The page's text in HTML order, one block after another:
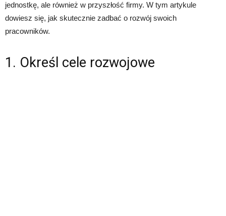
jednostkę, ale również w przyszłość firmy. W tym artykule
dowiesz się, jak skutecznie zadbać o rozwój swoich
pracowników.
1. Określ cele rozwojowe